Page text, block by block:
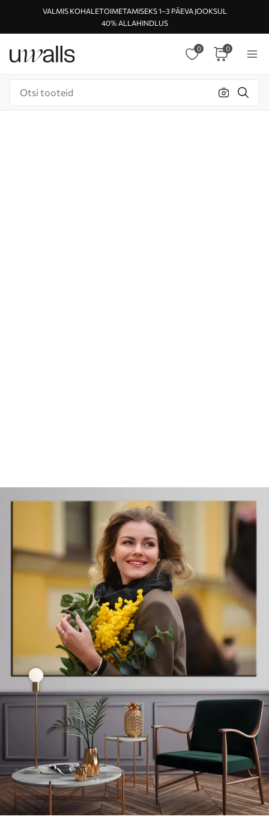
VALMIS KOHALETOIMETAMISEKS 1–3 PÄEVA JOOKSUL
40% ALLAHINDLUS
0 0